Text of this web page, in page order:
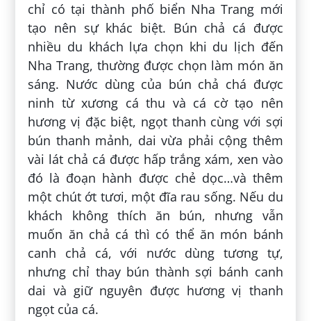
chỉ có tại thành phố biển Nha Trang mới
tạo nên sự khác biệt. Bún chả cá được
nhiều du khách lựa chọn khi du lịch đến
Nha Trang, thường được chọn làm món ăn
sáng. Nước dùng của bún chả chá được
ninh từ xương cá thu và cá cờ tạo nên
hương vị đặc biệt, ngọt thanh cùng với sợi
bún thanh mảnh, dai vừa phải cộng thêm
vài lát chả cá được hấp trắng xám, xen vào
đó là đoạn hành được chẻ dọc…và thêm
một chút ớt tươi, một đĩa rau sống. Nếu du
khách không thích ăn bún, nhưng vẫn
muốn ăn chả cá thì có thể ăn món bánh
canh chả cá, với nước dùng tương tự,
nhưng chỉ thay bún thành sợi bánh canh
dai và giữ nguyên được hương vị thanh
ngọt của cá.